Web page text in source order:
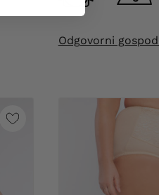
Odgovorni